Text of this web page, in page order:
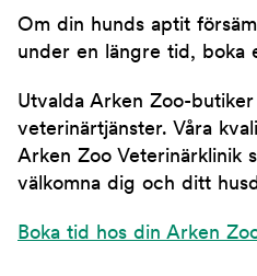
Om din hunds aptit
under en längre tid, boka
Utvalda Arken Zoo-
veterinärtjänster. Våra
Arken Zoo Veterinärklinik
välkomna dig och ditt
Boka tid hos din Arken